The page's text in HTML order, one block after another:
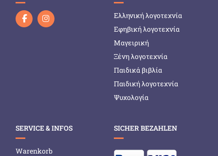
Ελληνική λογοτεχνία
Εφηβική λογοτεχνία
Μαγειρική
Ξένη λογοτεχνία
Παιδικά βιβλία
Παιδική λογοτεχνία
Ψυχολογία
SERVICE & INFOS
Warenkorb
SICHER BEZAHLEN